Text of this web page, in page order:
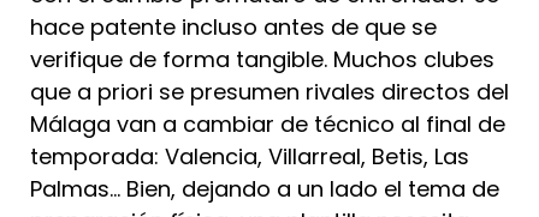
hace patente incluso antes de que se
verifique de forma tangible. Muchos clubes
que a priori se presumen rivales directos del
Málaga van a cambiar de técnico al final de
temporada: Valencia, Villarreal, Betis, Las
Palmas… Bien, dejando a un lado el tema de